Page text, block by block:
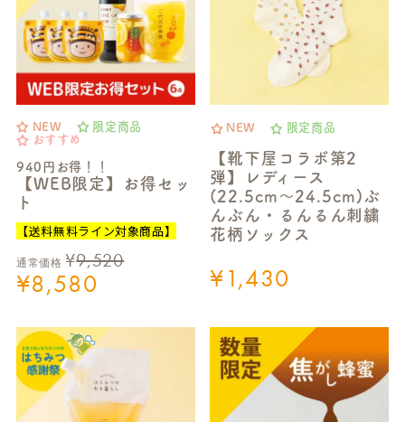
NEW
限定商品
おすすめ
940円お得！！
【WEB限定】お得セッ
ト
【送料無料ライン対象商品】
通常価格 ¥9,520
¥8,580
NEW 限定商品
【靴下屋コラボ第2
弾】レディース
(22.5cm～24.5cm)ぶ
んぶん・るんるん刺繍
花柄ソックス
¥1,430